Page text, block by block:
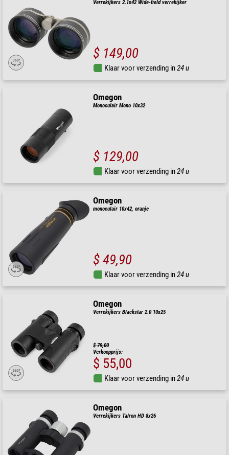
Verrekijkers 2.1x42 Wide-field verrekijker
$ 149,00
Klaar voor verzending in24 u
Omegon
Monoculair Mono 10x32
$ 129,00
Klaar voor verzending in24 u
Omegon
monoculair 10x42, oranje
$ 49,90
Klaar voor verzending in24 u
Omegon
Verrekijkers Blackstar 2.0 10x25
$ 79,00
Verkoopprijs:
$ 55,00
Klaar voor verzending in24 u
Omegon
Verrekijkers Talron HD 8x26